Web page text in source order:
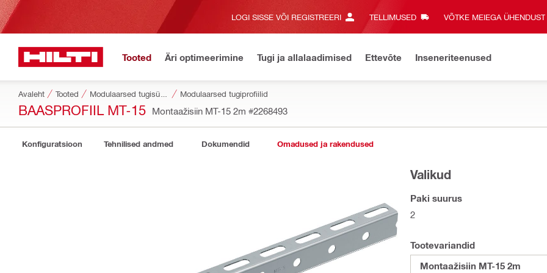
LOGI SISSE VÕI REGISTREERI TELLIMUSED VÕTKE MEIEGA ÜHENDUST‎
Tooted Äri optimeerimine Tugi ja allalaadimised Ettevõte Inseneriteenused
Avaleht Tooted Modulaarsed tugiprofiilid
BAASPROFIIL MT-15 Montaažisiin MT-15 2m #2268493
Konfiguratsioon Tehnilised andmed Dokumendid Omadused ja rakendused
Valikud
Paki suurus
2
Tootevariandid
Montaažisiin MT-15 2m